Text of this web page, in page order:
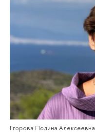
Егорова Полина Алексеевна